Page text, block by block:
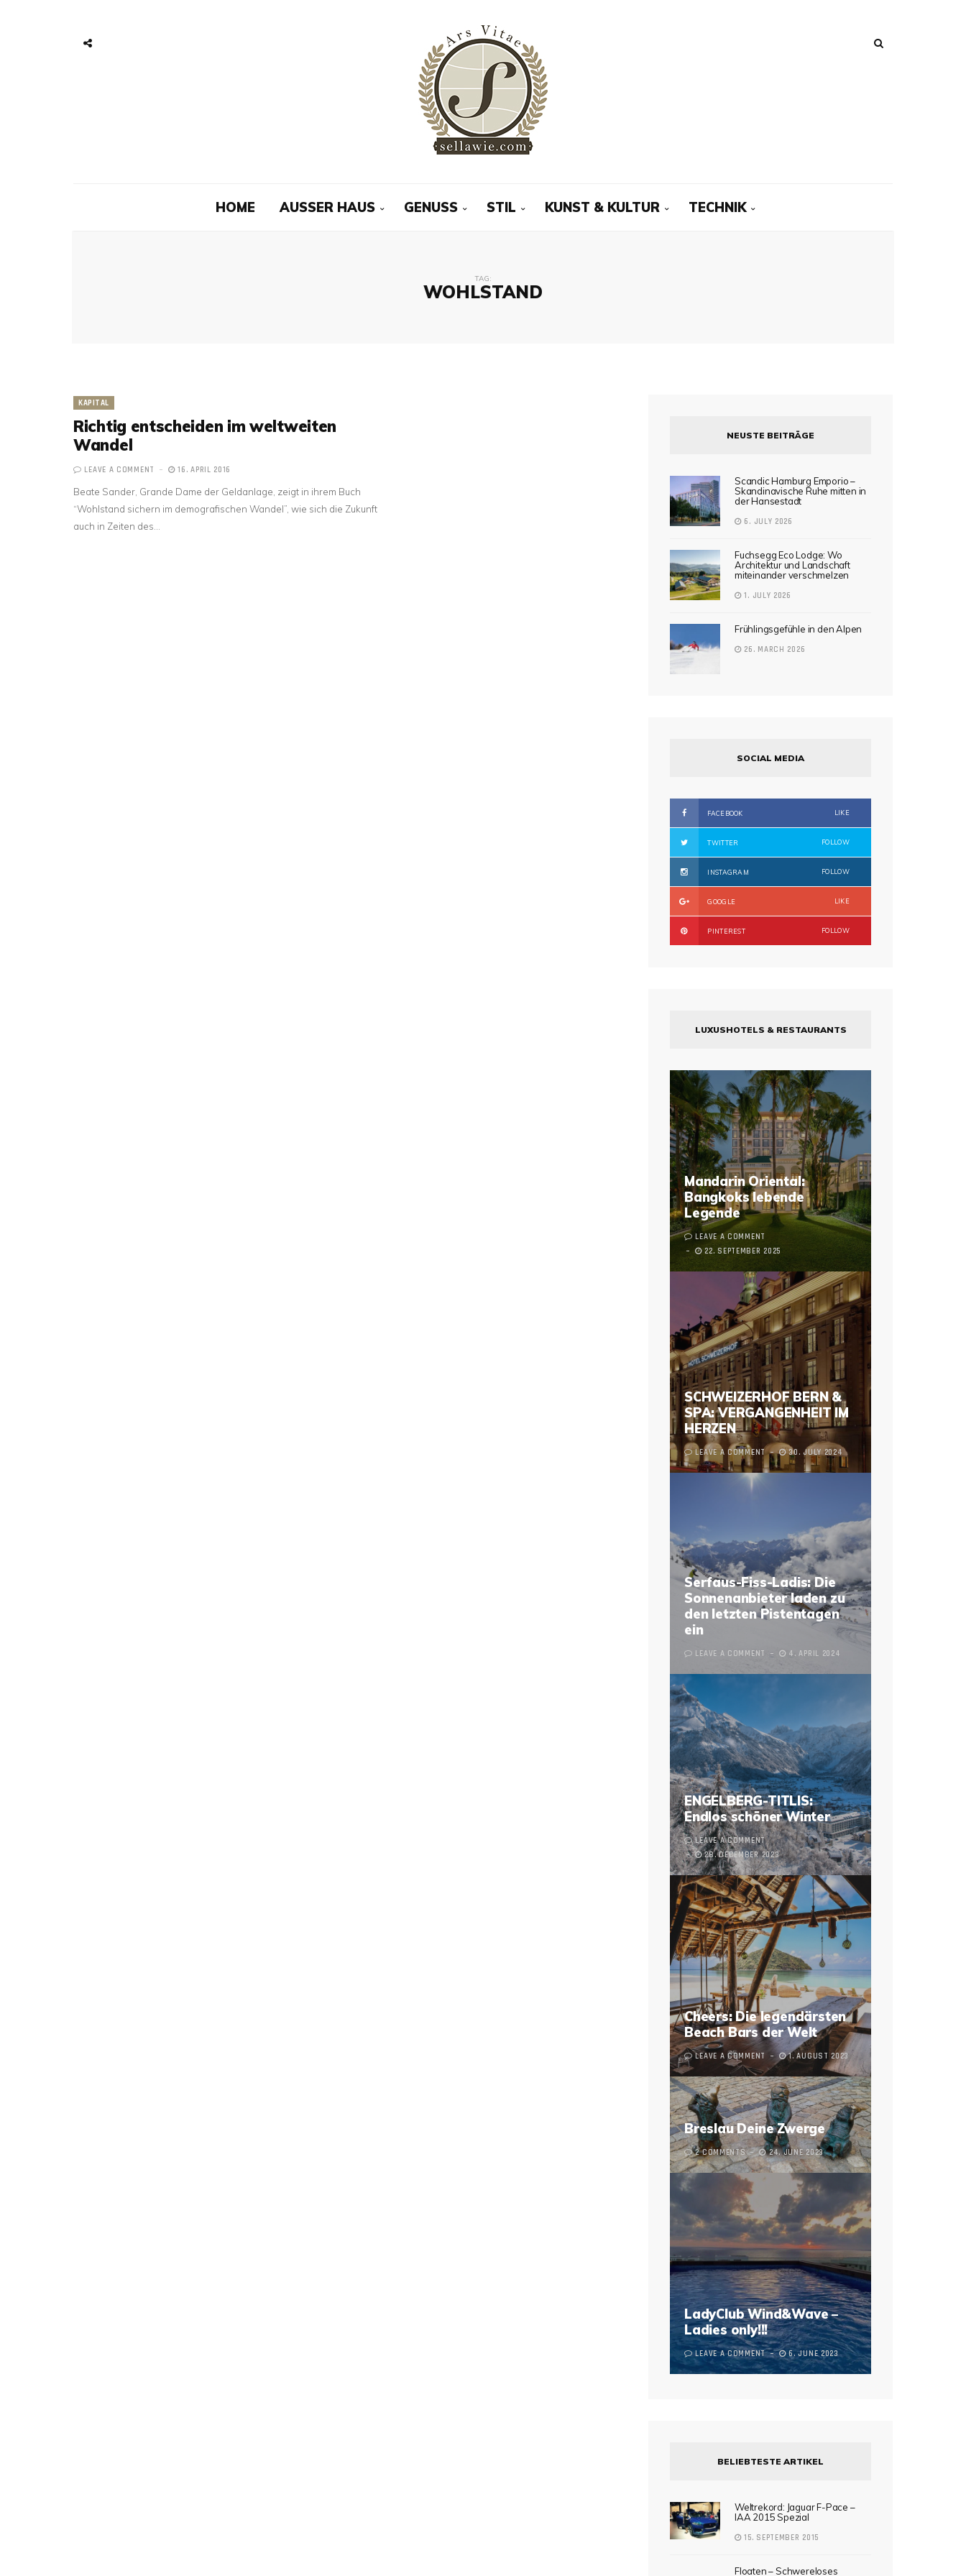
HOME AUSSER HAUS GENUSS STIL KUNST & KULTUR TECHNIK
TAG:
WOHLSTAND
KAPITAL
Richtig entscheiden im weltweiten
Wandel
LEAVE A COMMENT 16. APRIL 2016
Beate Sander, Grande Dame der Geldanlage, zeigt in ihrem Buch
“Wohlstand sichern im demografischen Wandel”, wie sich die Zukunft
auch in Zeiten des…
NEUSTE BEITRÄGE
Scandic Hamburg Emporio –
Skandinavische Ruhe mitten in
der Hansestadt
6. JULY 2026
Fuchsegg Eco Lodge: Wo
Architektur und Landschaft
miteinander verschmelzen
1. JULY 2026
Frühlingsgefühle in den Alpen
26. MARCH 2026
SOCIAL MEDIA
FACEBOOK LIKE
TWITTER FOLLOW
INSTAGRAM FOLLOW
GOOGLE LIKE
PINTEREST FOLLOW
LUXUSHOTELS & RESTAURANTS
Mandarin Oriental:
Bangkoks lebende
Legende
LEAVE A COMMENT
22. SEPTEMBER 2025
SCHWEIZERHOF BERN &
SPA: VERGANGENHEIT IM
HERZEN
LEAVE A COMMENT 30. JULY 2024
Serfaus-Fiss-Ladis: Die
Sonnenanbieter laden zu
den letzten Pistentagen
ein
LEAVE A COMMENT 4. APRIL 2024
ENGELBERG-TITLIS:
Endlos schöner Winter
LEAVE A COMMENT
28. DECEMBER 2023
Cheers: Die legendärsten
Beach Bars der Welt
LEAVE A COMMENT 1. AUGUST 2023
Breslau Deine Zwerge
2 COMMENTS 24. JUNE 2023
LadyClub Wind&Wave –
Ladies only!!!
LEAVE A COMMENT 6. JUNE 2023
BELIEBTESTE ARTIKEL
Weltrekord: Jaguar F-Pace –
IAA 2015 Spezial
15. SEPTEMBER 2015
Floaten – Schwereloses